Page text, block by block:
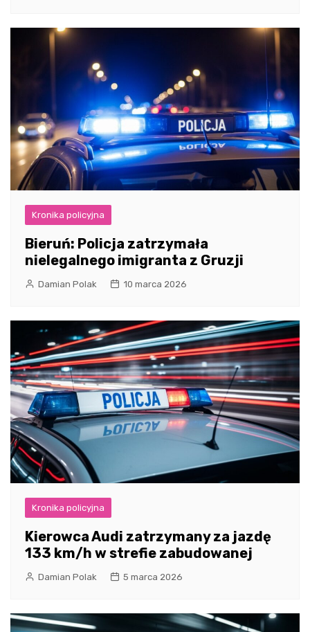
Kronika policyjna
Bieruń: Policja zatrzymała
nielegalnego imigranta z Gruzji
Damian Polak 10 marca 2026
Kronika policyjna
Kierowca Audi zatrzymany za jazdę
133 km/h w strefie zabudowanej
Damian Polak 5 marca 2026